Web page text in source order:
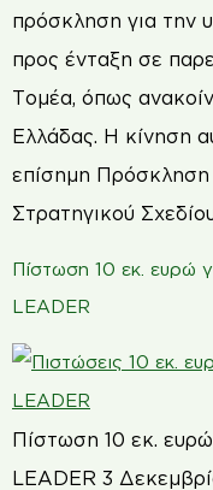
πρόσκληση για την
προς ένταξη σε
Τομέα, όπως
Ελλάδας. Η κίνηση
επίσημη
Στρατηγικού
Πίστωση 10 εκ. ευρώ
LEADER
Πίστωση 10 εκ.
LEADER 3